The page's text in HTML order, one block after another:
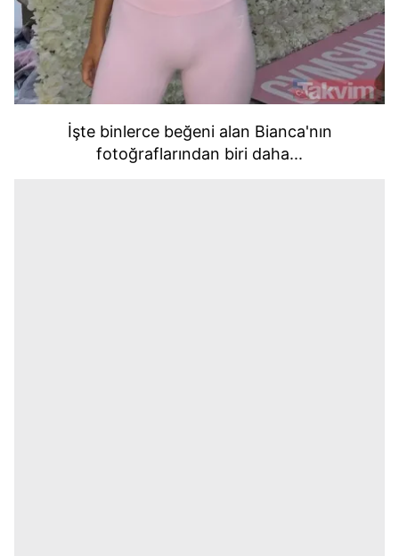
İşte binlerce beğeni alan Bianca'nın
fotoğraflarından biri daha...